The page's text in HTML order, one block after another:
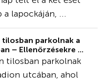
lapockáján, ...
tilosban parkolnak a
– Ellenőrzésekre ...
tilosban parkolnak
utcában, ahol